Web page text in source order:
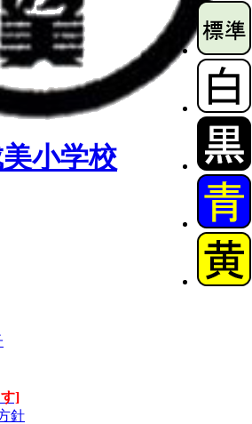
小学校
]
針